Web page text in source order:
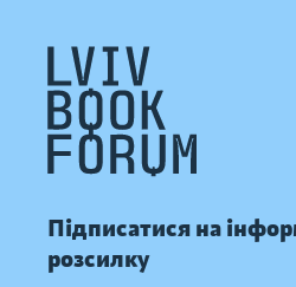
Підписатися на
розсилку